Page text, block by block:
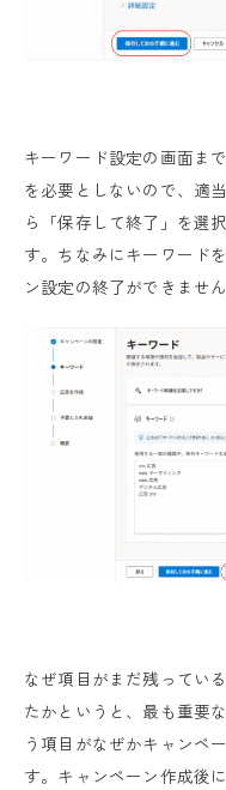
キーワード設定の画面ま
を必要としないので、適
ら「保存して終了」を選
す。ちなみにキーワード
ン設定の終了ができません
なぜ項目がまだ残ってい
たかというと、最も重要
う項目がなぜかキャンペ
す。キャンペーン作成後